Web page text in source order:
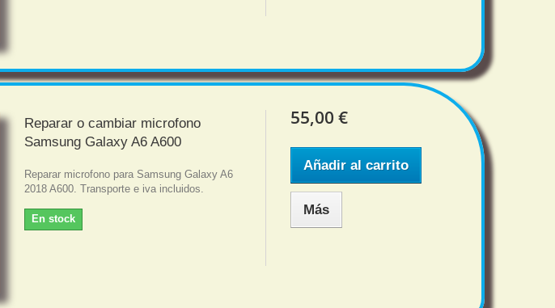
Reparar o cambiar microfono
Samsung Galaxy A6 A600
Reparar microfono para Samsung Galaxy A6
2018 A600. Transporte e iva incluidos.
En stock
55,00 €
Añadir al carrito
Más